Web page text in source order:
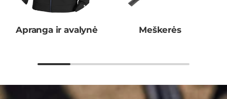
Apranga ir avalynė Meškerės